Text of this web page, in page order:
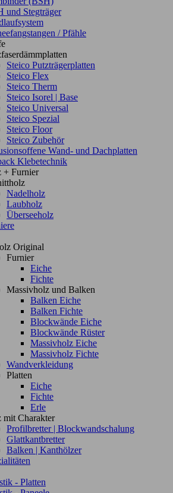
und Stegträger
/ Pfähle
Steico Putzträgerplatten
Steico Flex
Steico Therm
Steico Isorel | Base
Steico Universal
Steico Spezial
Steico Floor
Steico Zubehör
Wand- und Dachplatten
Klebetechnik
+ Furnier
Nadelholz
Laubholz
Überseeholz
Original
Furnier
Eiche
Fichte
Massivholz und Balken
Balken Eiche
Balken Fichte
Blockwände Eiche
Blockwände Rüster
Massivholz Eiche
Massivholz Fichte
Wandverkleidung
Platten
Eiche
Fichte
Erle
mit Charakter
Profilbretter | Blockwandschalung
Glattkantbretter
Balken | Kanthölzer
- Platten